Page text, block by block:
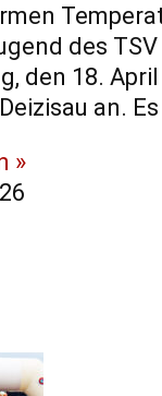
des
den 18.
an. ​Es
»